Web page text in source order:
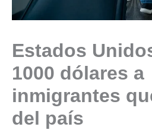
Estados
1000 dólares a
inmigrantes
del país